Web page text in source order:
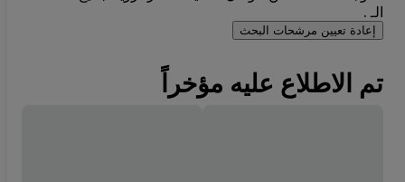
الـ .
إعادة تعيين مرشحات البحث
تم الاطلاع عليه مؤخراً